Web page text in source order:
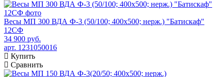
Весы МП 300 ВДА Ф-3 (50/100; 400х500; нерж.) "Батискаф"
12СФ
34 900 руб.
арт. 1231050016
Купить
Сравнить